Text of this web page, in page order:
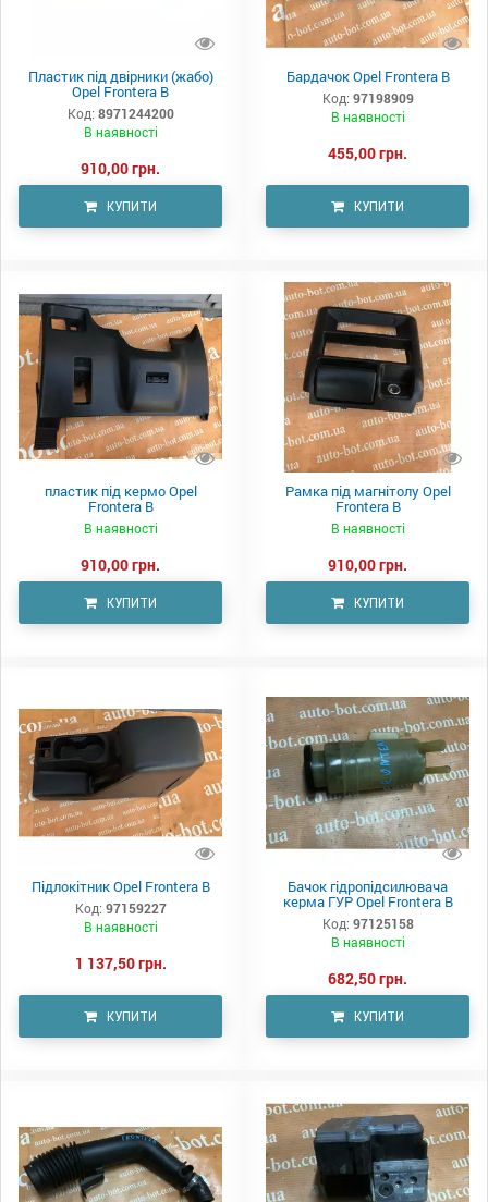
Пластик під двірники (жабо)
Opel Frontera B
Код: 8971244200
В наявності
910,00 грн.
КУПИТИ
Бардачок Opel Frontera B
Код: 97198909
В наявності
455,00 грн.
КУПИТИ
пластик під кермо Opel
Frontera B
В наявності
910,00 грн.
КУПИТИ
Рамка під магнітолу Opel
Frontera B
В наявності
910,00 грн.
КУПИТИ
Підлокітник Opel Frontera B
Код: 97159227
В наявності
1 137,50 грн.
КУПИТИ
Бачок гідропідсилювача
керма ГУР Opel Frontera B
Код: 97125158
В наявності
682,50 грн.
КУПИТИ